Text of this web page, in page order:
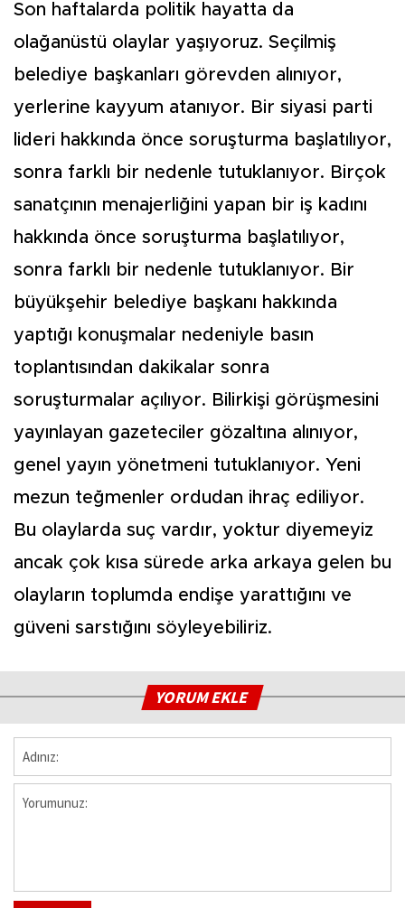
Son haftalarda politik hayatta da
olağanüstü olaylar yaşıyoruz. Seçilmiş
belediye başkanları görevden alınıyor,
yerlerine kayyum atanıyor. Bir siyasi parti
lideri hakkında önce soruşturma başlatılıyor,
sonra farklı bir nedenle tutuklanıyor. Birçok
sanatçının menajerliğini yapan bir iş kadını
hakkında önce soruşturma başlatılıyor,
sonra farklı bir nedenle tutuklanıyor. Bir
büyükşehir belediye başkanı hakkında
yaptığı konuşmalar nedeniyle basın
toplantısından dakikalar sonra
soruşturmalar açılıyor. Bilirkişi görüşmesini
yayınlayan gazeteciler gözaltına alınıyor,
genel yayın yönetmeni tutuklanıyor. Yeni
mezun teğmenler ordudan ihraç ediliyor.
Bu olaylarda suç vardır, yoktur diyemeyiz
ancak çok kısa sürede arka arkaya gelen bu
olayların toplumda endişe yarattığını ve
güveni sarstığını söyleyebiliriz.
YORUM EKLE